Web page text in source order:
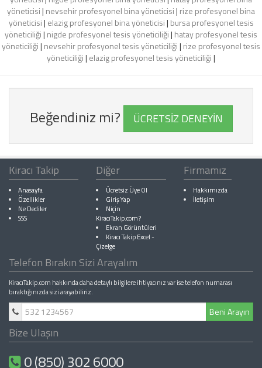
yöneticisi| nevsehir profesyonel bina yöneticisi| rize profesyonel bina
yöneticisi| elazig profesyonel bina yöneticisi| bursa profesyonel tesis
yöneticiliği| nigde profesyonel tesis yöneticiliği| hatay profesyonel tesis
yöneticiliği| nevsehir profesyonel tesis yöneticiliği| rize profesyonel tesis
yöneticiliği| elazig profesyonel tesis yöneticiliği|
Beğendiniz mi? ÜCRETSİZ DENEYİN
Kiracı Takip
Anasayfa
Özellikler
Ne Dediler
SSS
Diğer
Ücretsiz Üye Ol
Giriş Yap
Niçin
KiracıTakip.com?
Ekran Görüntüleri
Kiracı Takip Excel-
Çizelge
Firmamız
Hakkımızda
İletişim
Telefon Bırakın Sizi Arayalım
KiracıTakip.com hakkında daha detaylı bilgilere ihtiyacınız var ise telefon numarası
bıraktığınızda sizi arayabiliriz.
Beni Arayın
Bize Ulaşın
0 (850) 302 6000